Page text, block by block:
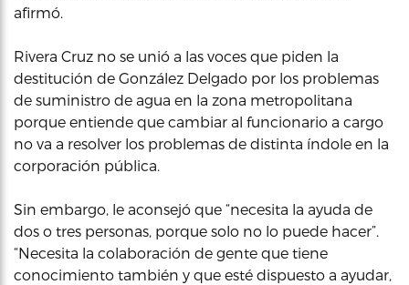
afirmó.
Rivera Cruz no se unió a las voces que piden la
destitución de González Delgado por los problemas
de suministro de agua en la zona metropolitana
porque entiende que cambiar al funcionario a cargo
no va a resolver los problemas de distinta índole en la
corporación pública.
Sin embargo, le aconsejó que “necesita la ayuda de
dos o tres personas, porque solo no lo puede hacer”.
“Necesita la colaboración de gente que tiene
conocimiento también y que esté dispuesto a ayudar,